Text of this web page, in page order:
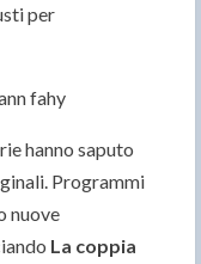
per
hanno saputo
Programmi
nuove
La coppia